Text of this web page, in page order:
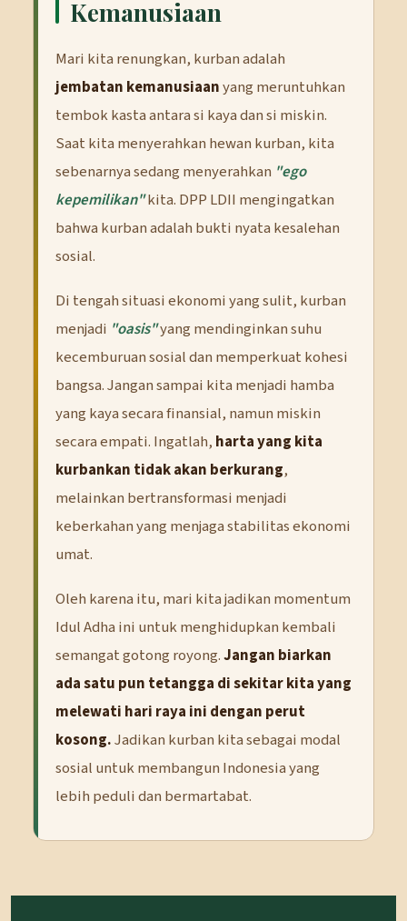
Kemanusiaan
Mari kita renungkan, kurban adalah
jembatan kemanusiaanyang meruntuhkan
tembok kasta antara si kaya dan si miskin.
Saat kita menyerahkan hewan kurban, kita
sebenarnya sedang menyerahkan "ego
kepemilikan"kita. DPP LDII mengingatkan
bahwa kurban adalah bukti nyata kesalehan
sosial.
Di tengah situasi ekonomi yang sulit, kurban
menjadi "oasis"yang mendinginkan suhu
kecemburuan sosial dan memperkuat kohesi
bangsa. Jangan sampai kita menjadi hamba
yang kaya secara finansial, namun miskin
secara empati. Ingatlah, harta yang kita
kurbankan tidak akan berkurang,
melainkan bertransformasi menjadi
keberkahan yang menjaga stabilitas ekonomi
umat.
Oleh karena itu, mari kita jadikan momentum
Idul Adha ini untuk menghidupkan kembali
semangat gotong royong.Jangan biarkan
ada satu pun tetangga di sekitar kita yang
melewati hari raya ini dengan perut
kosong.Jadikan kurban kita sebagai modal
sosial untuk membangun Indonesia yang
lebih peduli dan bermartabat.